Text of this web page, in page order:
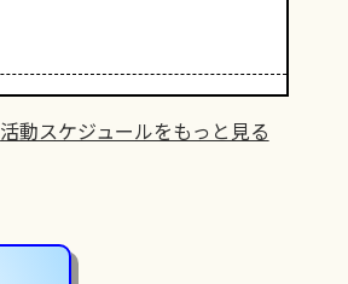
活動スケジュールをもっと見る